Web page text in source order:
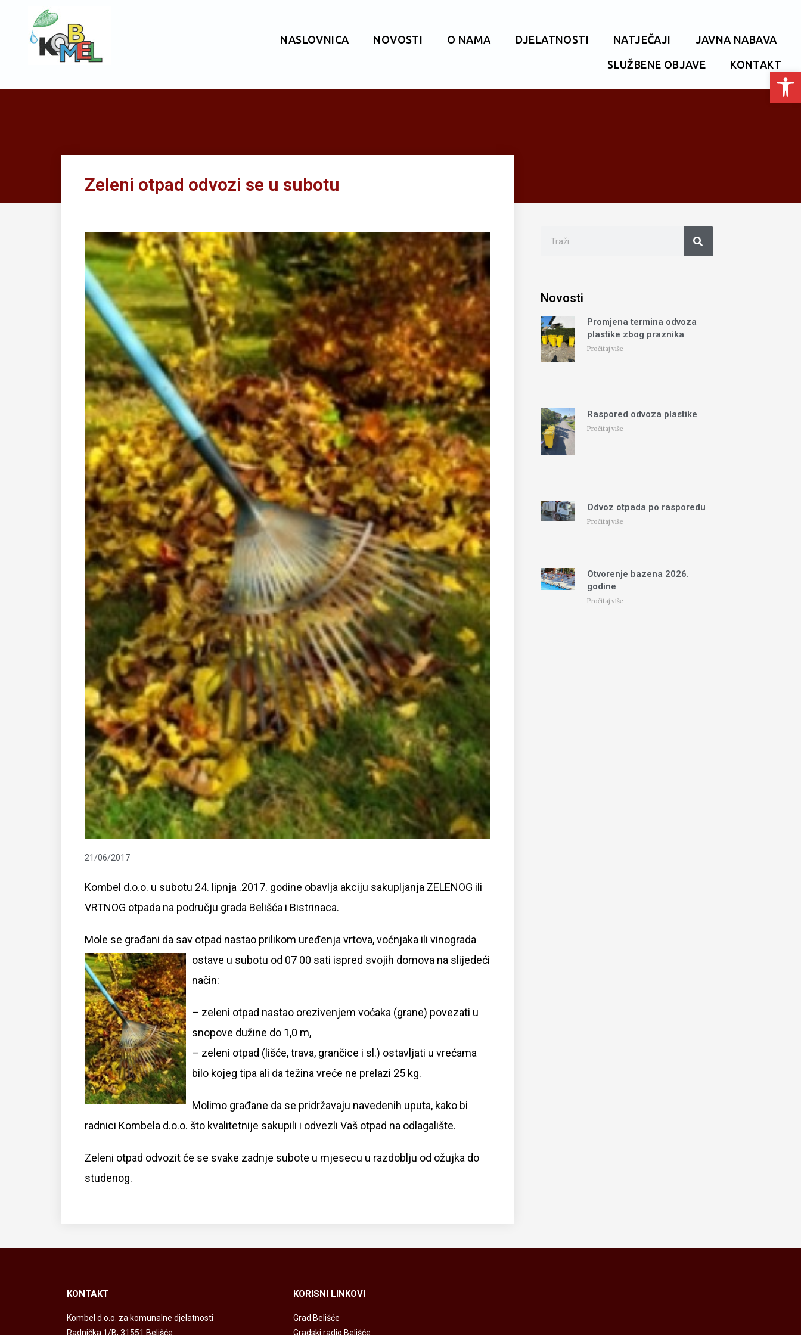
Open toolbar
NASLOVNICA NOVOSTI O NAMA DJELATNOSTI NATJEČAJI JAVNA NABAVA
SLUŽBENE OBJAVE KONTAKT
Zeleni otpad odvozi se u subotu
21/06/2017
Kombel d.o.o. u subotu 24. lipnja .2017. godine obavlja akciju sakupljanja ZELENOG ili
VRTNOG otpada na području grada Belišća i Bistrinaca.
Mole se građani da sav otpad nastao prilikom uređenja vrtova, voćnjaka ili vinograda
ostave u subotu od 07 00 sati ispred svojih domova na slijedeći
način:
– zeleni otpad nastao orezivenjem voćaka (grane) povezati u
snopove dužine do 1,0 m,
– zeleni otpad (lišće, trava, grančice i sl.) ostavljati u vrećama
bilo kojeg tipa ali da težina vreće ne prelazi 25 kg.
Molimo građane da se pridržavaju navedenih uputa, kako bi
radnici Kombela d.o.o. što kvalitetnije sakupili i odvezli Vaš otpad na odlagalište.
Zeleni otpad odvozit će se svake zadnje subote u mjesecu u razdoblju od ožujka do
studenog.
Novosti
Promjena termina odvoza
plastike zbog praznika
Pročitaj više
Raspored odvoza plastike
Pročitaj više
Odvoz otpada po rasporedu
Pročitaj više
Otvorenje bazena 2026.
godine
Pročitaj više
KONTAKT
Kombel d.o.o. za komunalne djelatnosti
Radnička 1/B, 31551 Belišće
KORISNI LINKOVI
Grad Belišće
Gradski radio Belišće